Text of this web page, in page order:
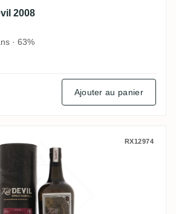
2008
· 63%
Ajouter au panier
2004 RX12974